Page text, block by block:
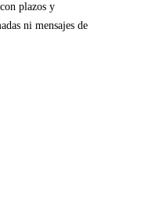
plazos y
ni mensajes de